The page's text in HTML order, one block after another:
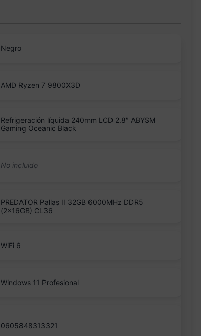
Negro
AMD Ryzen 7 9800X3D
Refrigeración líquida 240mm LCD 2.8″ ABYSM
Gaming Oceanic Black
PREDATOR Pallas II 32GB 6000MHz DDR5
(2x16GB) CL36
WiFi 6
Windows 11 Profesional
0605848313321